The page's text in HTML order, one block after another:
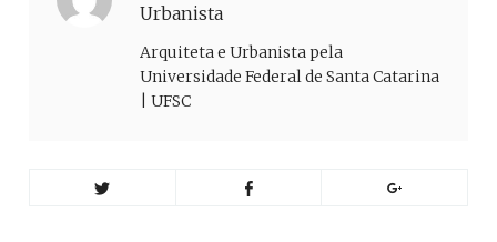
Urbanista
Arquiteta e Urbanista pela
Universidade Federal de Santa Catarina
| UFSC